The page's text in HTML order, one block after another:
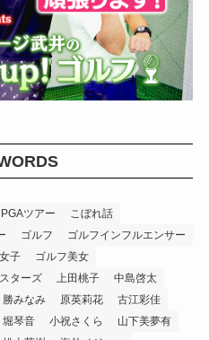
PGAツアー
こぼれ話
ゴルフ
ゴルフインフルエンサー
子
ゴルフ美女
ターズ 上田桃子
中島啓太
勝みなみ 原英莉花
古江彩佳
堀琴音 小祝さくら
山下美夢有